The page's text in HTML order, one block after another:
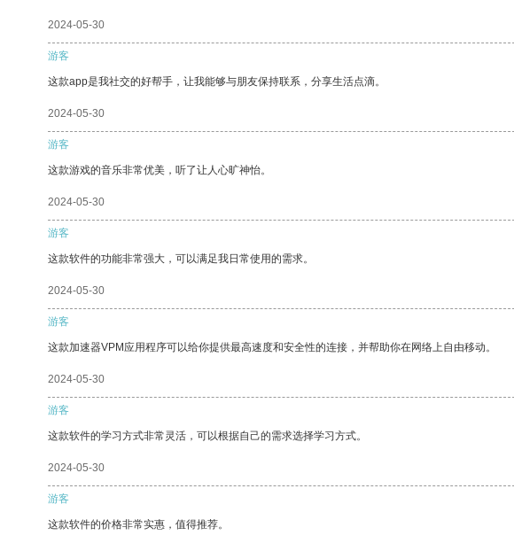
2024-05-30
游客
这款app是我社交的好帮手，让我能够与朋友保持联系，分享生活点滴。
2024-05-30
游客
这款游戏的音乐非常优美，听了让人心旷神怡。
2024-05-30
游客
这款软件的功能非常强大，可以满足我日常使用的需求。
2024-05-30
游客
这款加速器VPM应用程序可以给你提供最高速度和安全性的连接，并帮助你在网络上自由移动。
2024-05-30
游客
这款软件的学习方式非常灵活，可以根据自己的需求选择学习方式。
2024-05-30
游客
这款软件的价格非常实惠，值得推荐。